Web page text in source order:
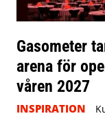
Gasometer
arena för
våren 2027
INSPIRATION